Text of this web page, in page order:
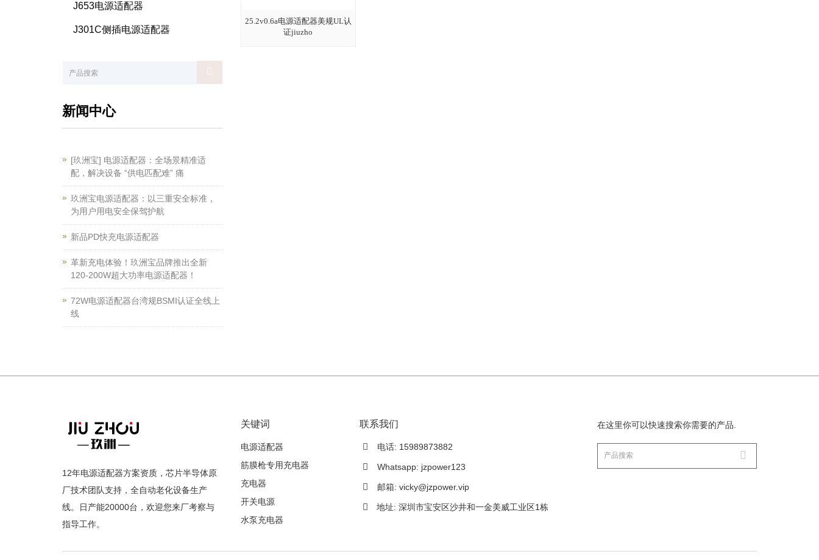
25.2v0.6a电源适配器美规UL认
证jiuzho
J653电源适配器
J301C侧插电源适配器
新闻中心
[玖洲宝] 电源适配器：全场景精准适
配，解决设备 “供电匹配难” 痛
玖洲宝电源适配器：以三重安全标准，
为用户用电安全保驾护航
新品PD快充电源适配器
革新充电体验！玖洲宝品牌推出全新
120-200W超大功率电源适配器！
72W电源适配器台湾规BSMI认证全线上
线
12年电源适配器方案资质，芯片半导体原
厂技术团队支持，全自动老化设备生产
线。日产能20000台，欢迎您来厂考察与
指导工作。
关键词
电源适配器
筋膜枪专用充电器
充电器
开关电源
水泵充电器
联系我们
电话: 15989873882
Whatsapp: jzpower123
邮箱: vicky@jzpower.vip
地址: 深圳市宝安区沙井和一金美威工业区1栋
在这里你可以快速搜索你需要的产品.